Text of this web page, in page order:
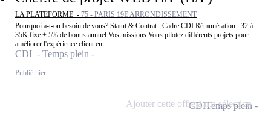
LA PLATEFORME - 75 - PARIS 19E ARRONDISSEMENT
Pourquoi a-t-on besoin de vous? Statut & Contrat : Cadre CDI Rémunération : 32 à
35K fixe + 5% de bonus annuel Vos missions Vous pilotez différents projets pour
améliorer l'expérience client en...
CDI - Temps plein
Publié hier
CDITemps plein
Ajouter cette offre à ma sélection